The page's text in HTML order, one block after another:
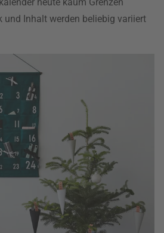
und Inhalt werden beliebig variiert